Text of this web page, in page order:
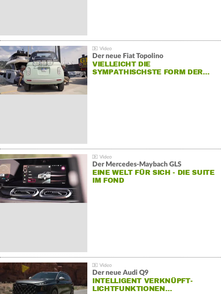
Der neue Fiat Topolino
VIELLEICHT DIE
SYMPATHISCHSTE FORM DER…
Der Mercedes‑Maybach GLS
EINE WELT FÜR SICH - DIE SUITE
IM FOND
Der neue Audi Q9
INTELLIGENT VERKNÜPFT-
LICHTFUNKTIONEN…